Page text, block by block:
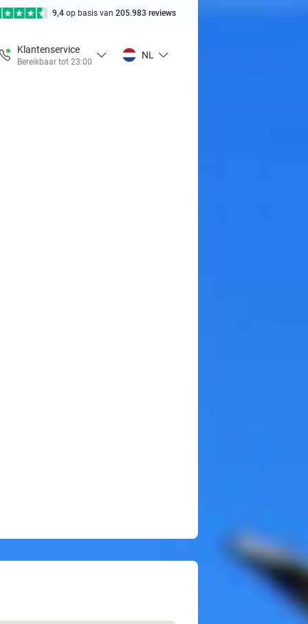
9,4 op basis van 205.983 reviews
Klantenservice
Bereikbaar tot 23:00
NL